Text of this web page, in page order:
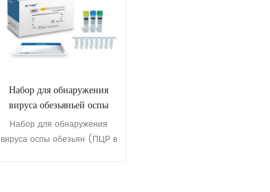
Набор для обнаружения
вируса обезьяньей оспы
(ПЦР в реальном времени)
Набор для обнаружения
вируса оспы обезьян (ПЦР в